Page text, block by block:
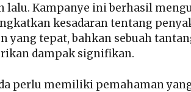
lalu. Kampanye ini berhasil
kesadaran tentang
yang tepat, bahkan sebuah
dampak signifikan.
perlu memiliki pemahaman